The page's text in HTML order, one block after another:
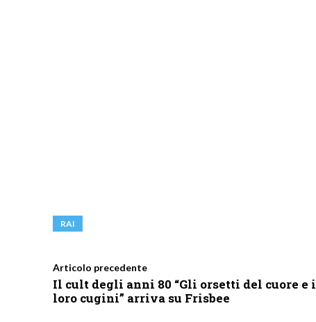
RAI
Articolo precedente
Il cult degli anni 80 “Gli orsetti del cuore e i
loro cugini” arriva su Frisbee